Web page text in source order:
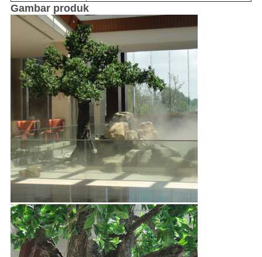
Gambar produk